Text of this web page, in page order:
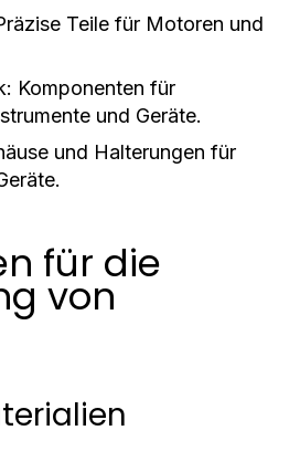
Teile für Motoren und
Komponenten für
und Geräte.
und Halterungen für
für die
von